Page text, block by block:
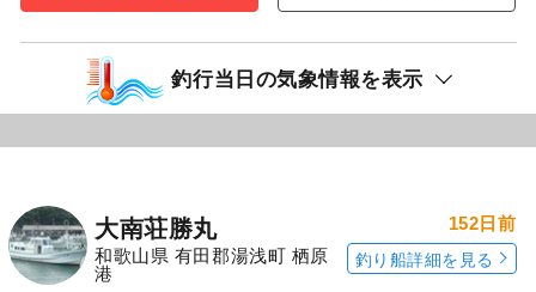
釣行当日の気象情報を表示
大南荘勝丸
和歌山県 有田郡湯浅町 栖原
港
152日前
釣り船詳細を見る